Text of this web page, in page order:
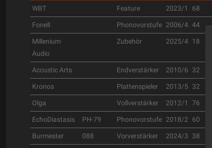
WBT Feature 2023/1 68
Fonell Phonovorstufe 2006/4 44
Millenium
Audio
Zubehör 2025/4 18
Accustic Arts Endverstärker 2010/6 32
Kronos Plattenspieler 2013/5 32
Olga Vollverstärker 2012/1 76
EchoDiastasis PH-79 Phonovorstufe 2018/2 60
Burmester 088 Vorverstärker 2024/3 38